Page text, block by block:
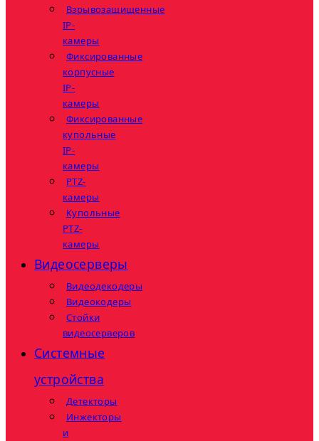
Взрывозащищенные
IP-
камеры
Фиксированные
корпусные
IP-
камеры
Фиксированные
купольные
IP-
камеры
PTZ-
камеры
Купольные
PTZ-
камеры
Видеосерверы
Видеодекодеры
Видеокодеры
Стойки
видеосерверов
Системные
устройства
Детекторы
Инжекторы
и